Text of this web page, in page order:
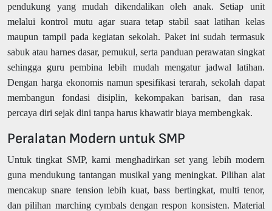
pendukung yang mudah dikendalikan oleh anak. Setiap unit
melalui kontrol mutu agar suara tetap stabil saat latihan kelas
maupun tampil pada kegiatan sekolah. Paket ini sudah termasuk
sabuk atau harnes dasar, pemukul, serta panduan perawatan singkat
sehingga guru pembina lebih mudah mengatur jadwal latihan.
Dengan harga ekonomis namun spesifikasi terarah, sekolah dapat
membangun fondasi disiplin, kekompakan barisan, dan rasa
percaya diri sejak dini tanpa harus khawatir biaya membengkak.
Peralatan Modern untuk SMP
Untuk tingkat SMP, kami menghadirkan set yang lebih modern
guna mendukung tantangan musikal yang meningkat. Pilihan alat
mencakup snare tension lebih kuat, bass bertingkat, multi tenor,
dan pilihan marching cymbals dengan respon konsisten. Material